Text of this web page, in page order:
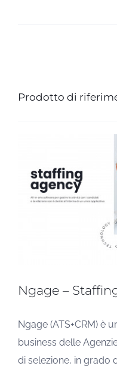
Prodotto di
Ngage –
Ngage (ATS+CRM) è
business delle
di selezione, in grado